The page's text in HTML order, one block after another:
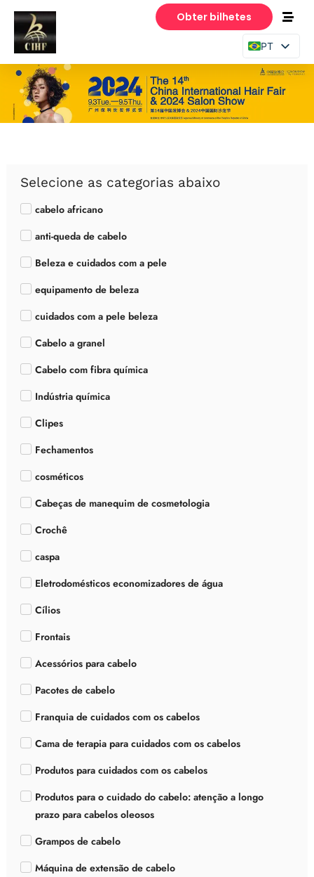
Obter bilhetes
PT
EN
ES
Selecione as categorias abaixo
cabelo africano
anti-queda de cabelo
Beleza e cuidados com a pele
equipamento de beleza
cuidados com a pele beleza
Cabelo a granel
Cabelo com fibra química
Indústria química
Clipes
Fechamentos
cosméticos
Cabeças de manequim de cosmetologia
Crochê
caspa
Eletrodomésticos economizadores de água
Cílios
Frontais
Acessórios para cabelo
Pacotes de cabelo
Franquia de cuidados com os cabelos
Cama de terapia para cuidados com os cabelos
Produtos para cuidados com os cabelos
Produtos para o cuidado do cabelo: atenção a longo
prazo para cabelos oleosos
Grampos de cabelo
Máquina de extensão de cabelo